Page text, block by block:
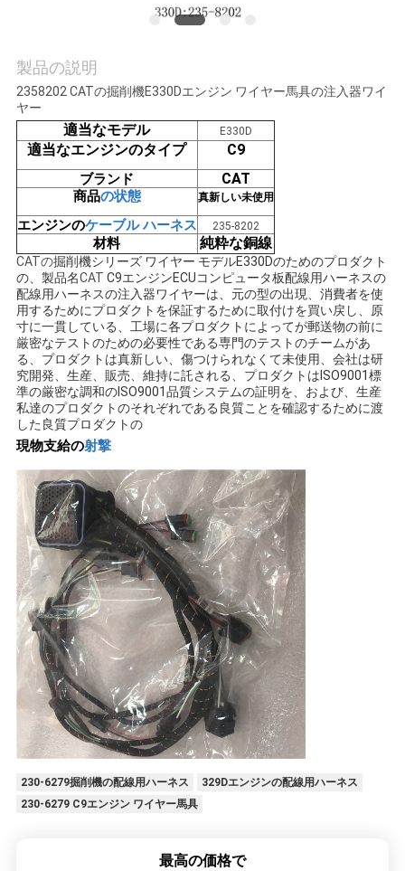
し
な
さ
い
BLOG
地
図
PRIVACY
POLICY
製品の説明
2358202 CATの掘削機E330Dエンジン ワイヤー馬具の注入器ワイ
ヤー
適当なモデル E330D
適当なエンジンのタイプ C9
ブランド CAT
商品の状態 真新しい未使用
エンジンのケーブル ハーネス 235-8202
材料 純粋な銅線
CATの掘削機シリーズ ワイヤー モデルE330Dのためのプロダクト
の、製品名CAT C9エンジンECUコンピュータ板配線用ハーネスの
配線用ハーネスの注入器ワイヤーは、元の型の出現、消費者を使
用するためにプロダクトを保証するために取付けを買い戻し、原
寸に一貫している、工場に各プロダクトによってが郵送物の前に
厳密なテストのための必要性である専門のテストのチームがあ
る、 プロダクトは真新しい、傷つけられなくて未使用、会社は研
究開発、生産、販売、維持に託される、プロダクトはISO9001標
準の厳密な調和のISO9001品質システムの証明を、および、生産
私達のプロダクトのそれぞれである良質ことを確認するために渡
した良質プロダクトの
現物支給の射撃
230-6279掘削機の配線用ハーネス
329Dエンジンの配線用ハーネス
230-6279 C9エンジン ワイヤー馬具
最高の価格で